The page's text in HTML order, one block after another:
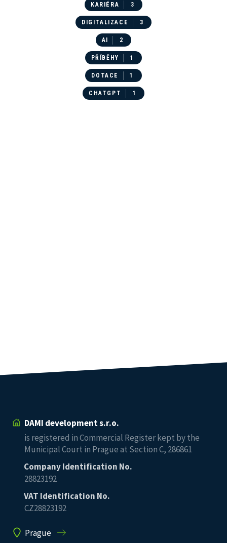
KARIÉRA 3
DIGITALIZACE 3
AI 2
PŘÍBĚHY 1
DOTACE 1
CHATGPT 1
DAMI development s.r.o.
is registered in Commercial Register kept by the
Municipal Court in Prague at Section C, 286861
Company Identification No.
28823192
VAT Identification No.
CZ28823192
Prague